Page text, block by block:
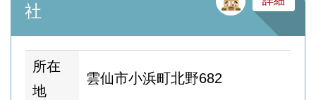
社
所在
地
雲仙市小浜町北野682